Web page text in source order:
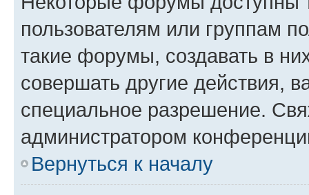
пользователям или группам
такие форумы, создавать в
совершать другие действия,
специальное разрешение.
администратором
Вернуться к началу